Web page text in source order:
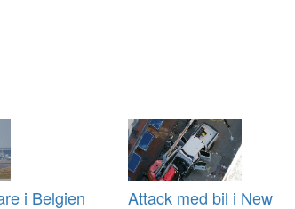
i Belgien Attack med bil i New